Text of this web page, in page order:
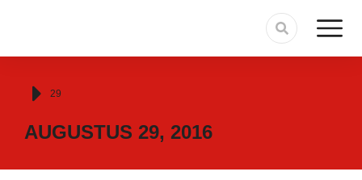
Je bent hier:
29
AUGUSTUS 29, 2016